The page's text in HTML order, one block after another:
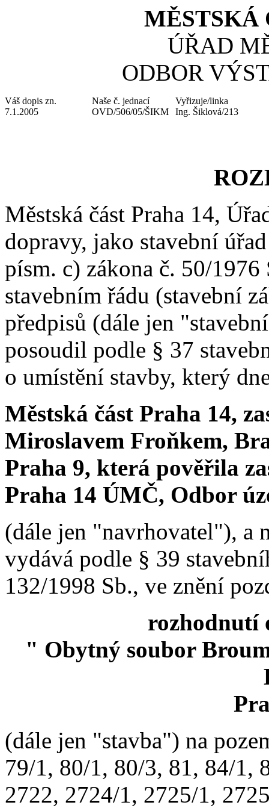
MĚSTSKÁ
ÚŘAD
ODBOR
Váš dopis zn. Naše č. jednací
Vyřizuje/linka
7.1.2005
OVD/506/05/ŠIKM Ing. Šiklová/213
Městská část Praha 14,
dopravy, jako stavební
písm. c) zákona č. 50/
stavebním řádu (stavební
předpisů (dále jen
posoudil podle § 37
o umístění stavby, který
Městská část Praha 14,
Miroslavem Froňkem,
Praha 9, která pověřila
Praha 14 ÚMČ, Odbor
(dále jen "navrhovatel"), a
vydává podle § 39
132/1998 Sb., ve znění
rozhodnutí
" Obytný soubor
(dále jen "stavba") na
79/1, 80/1, 80/3, 81, 84/1,
2722, 2724/1, 2725/1,